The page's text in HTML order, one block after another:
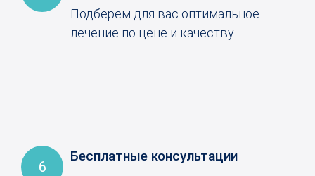
Подберем для вас оптимальное
лечение по цене и качеству
6
Бесплатные консультации